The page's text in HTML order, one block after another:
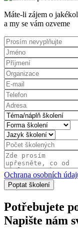
Máte-li zájem o
a my se vám ozveme
Ochrana osobních
Potřebujete
Napište nám